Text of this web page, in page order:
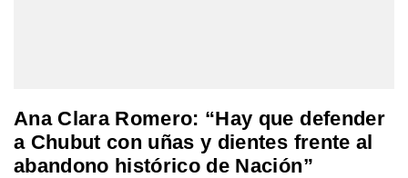
Ana Clara Romero: “Hay que defender
a Chubut con uñas y dientes frente al
abandono histórico de Nación”